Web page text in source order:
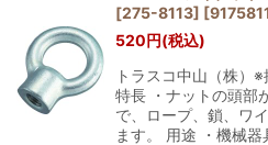
[275-8113] [
520円(税込)
トラスコ中山（株）※
特長 ・ナットの頭部
で、ロープ、鎖、ワ
ます。 用途 ・機械